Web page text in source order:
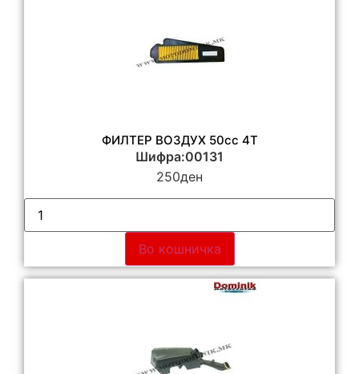
ФИЛТЕР ВОЗДУХ 50cc 4T
Шифра:00131
250ден
Во кошничка